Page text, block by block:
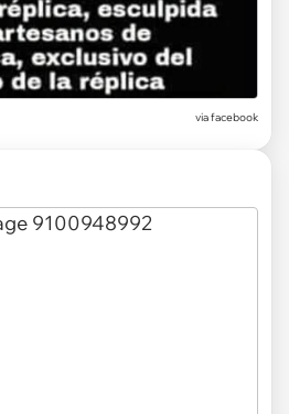
via facebook